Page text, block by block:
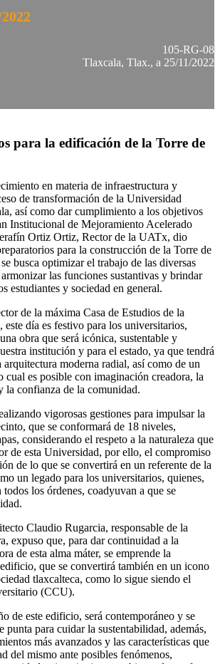
105-RG-08
Tlaxcala, Tlax., a 25/11/2022
para la edificación de la Torre de
en materia de infraestructura y
de transformación de la Universidad
así como dar cumplimiento a los objetivos
Institucional de Mejoramiento Acelerado
Ortiz Ortiz, Rector de la UATx, dio
para la construcción de la Torre de
busca optimizar el trabajo de las diversas
las funciones sustantivas y brindar
estudiantes y sociedad en general.
de la máxima Casa de Estudios de la
este día es festivo para los universitarios,
obra que será icónica, sustentable y
institución y para el estado, ya que tendrá
arquitectura moderna radial, así como de un
es posible con imaginación creadora, la
la confianza de la comunidad.
vigorosas gestiones para impulsar la
que se conformará de 18 niveles,
considerando el respeto a la naturaleza que
de esta Universidad, por ello, el compromiso
de lo que se convertirá en un referente de la
un legado para los universitarios, quienes,
los órdenes, coadyuvan a que se
Claudio Rugarcia, responsable de la
expuso que, para dar continuidad a la
de esta alma máter, se emprende la
que se convertirá también en un icono
tlaxcalteca, como lo sigue siendo el
(CCU).
de este edificio, será contemporáneo y se
punta para cuidar la sustentabilidad, además,
más avanzados y las características que
del mismo ante posibles fenómenos,